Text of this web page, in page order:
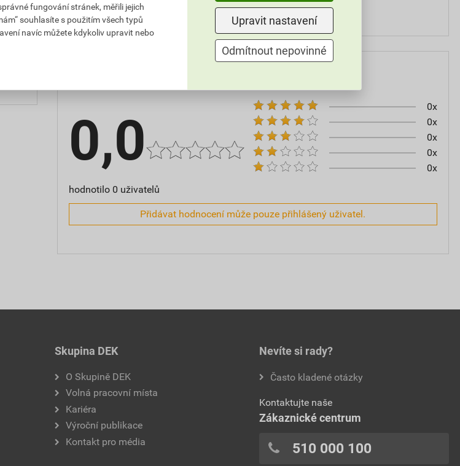
Kč
výrobce Rhenofol
0,0
hodnotilo 0 uživatelů
0x
0x
0x
0x
0x
Přidávat hodnocení může pouze přihlášený uživatel.
Skupina DEK
O Skupině DEK
Volná pracovní místa
Kariéra
Výroční publikace
Kontakt pro média
Nevíte si rady?
Často kladené otázky
Kontaktujte naše
Zákaznické centrum
510 000 100
fungování stránek, měřili jejich
souhlasíte s použitím všech typů
navíc můžete kdykoliv upravit nebo
Upravit nastavení
Odmítnout nepovinné